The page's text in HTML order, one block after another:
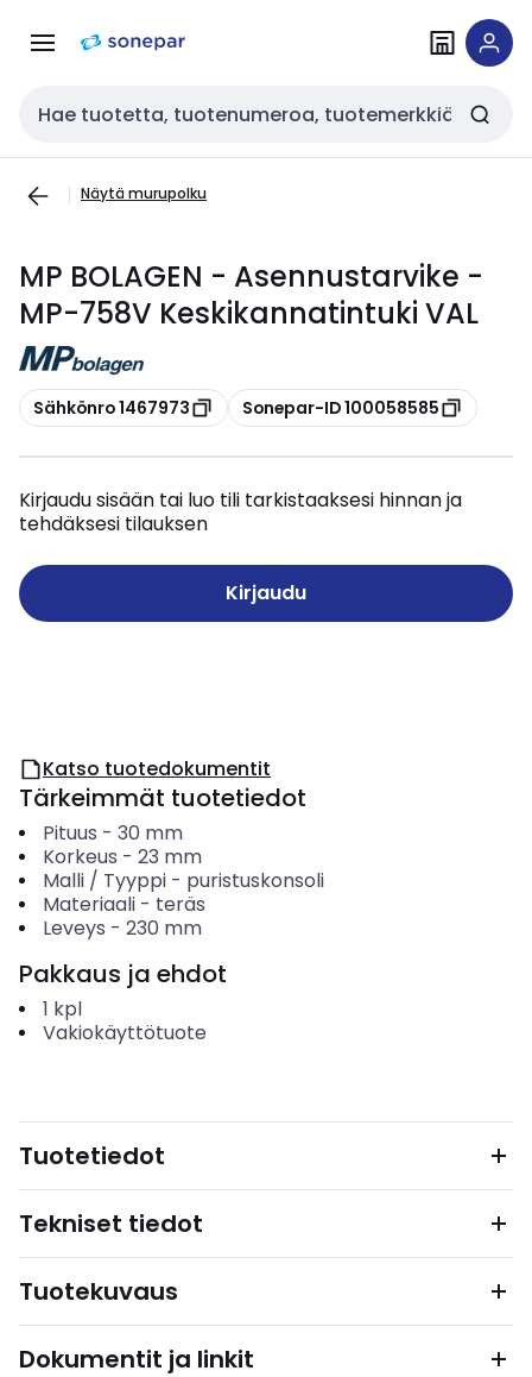
navigointiinsisältöön
Haku
Näytä murupolku
MP BOLAGEN - Asennustarvike -
MP-758V Keskikannatintuki VAL
Kopioi
Sähkönro 1467973 Kopioi
Sonepar-ID 100058585
Kirjaudu sisään tai luo tili tarkistaaksesi hinnan ja
tehdäksesi tilauksen
Kirjaudu
Katso tuotedokumentit
Tärkeimmät tuotetiedot
Pituus - 30 mm
Korkeus - 23 mm
Malli / Tyyppi- puristuskonsoli
Materiaali- teräs
Leveys - 230 mm
Pakkaus ja ehdot
1 kpl
Vakiokäyttötuote
Tuotetiedot
Tekniset tiedot
Tuotekuvaus
Dokumentit ja linkit